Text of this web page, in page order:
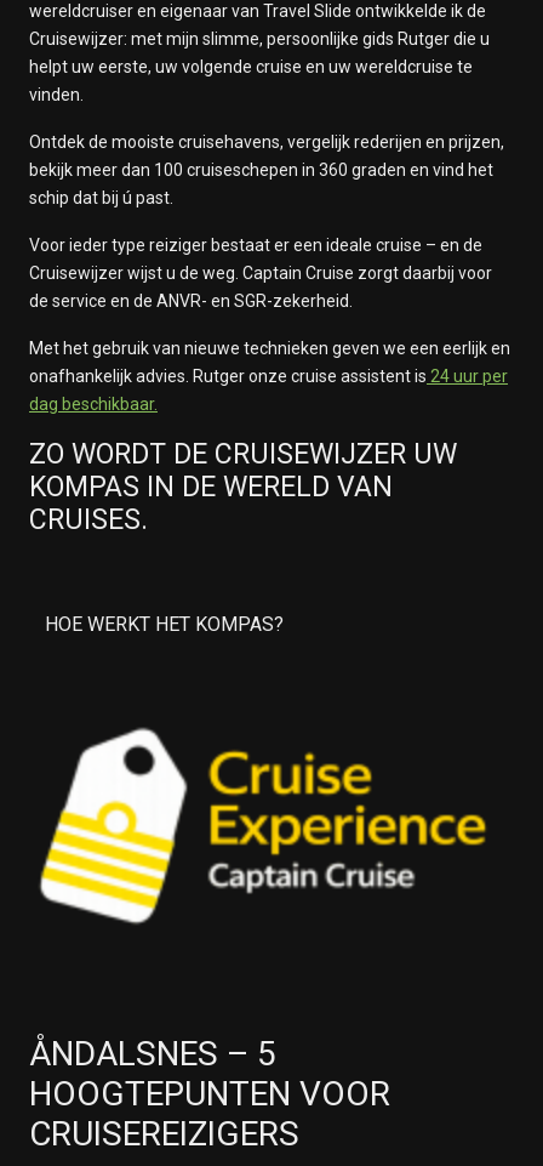
wereldcruiser en eigenaar van Travel Slide ontwikkelde ik de
Cruisewijzer: met mijn slimme, persoonlijke gids Rutger die u
helpt uw eerste, uw volgende cruise en uw wereldcruise te
vinden.
Ontdek de mooiste cruisehavens, vergelijk rederijen en prijzen,
bekijk meer dan 100 cruiseschepen in 360 graden en vind het
schip dat bij ú past.
Voor ieder type reiziger bestaat er een ideale cruise – en de
Cruisewijzer wijst u de weg. Captain Cruise zorgt daarbij voor
de service en de ANVR- en SGR-zekerheid.
Met het gebruik van nieuwe technieken geven we een eerlijk en
onafhankelijk advies. Rutger onze cruise assistent is 24 uur per
dag beschikbaar.
ZO WORDT DE CRUISEWIJZER UW
KOMPAS IN DE WERELD VAN
CRUISES.
HOE WERKT HET KOMPAS?
ÅNDALSNES – 5
HOOGTEPUNTEN VOOR
CRUISEREIZIGERS